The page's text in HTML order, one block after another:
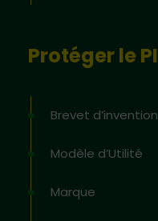
Protéger le PI
Brevet d’invention
Modèle d’Utilité
Marque